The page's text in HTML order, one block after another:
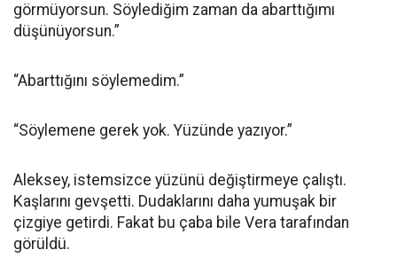
görmüyorsun. Söylediğim zaman da abarttığımı
düşünüyorsun.”
“Abarttığını söylemedim.”
“Söylemene gerek yok. Yüzünde yazıyor.”
Aleksey, istemsizce yüzünü değiştirmeye çalıştı.
Kaşlarını gevşetti. Dudaklarını daha yumuşak bir
çizgiye getirdi. Fakat bu çaba bile Vera tarafından
görüldü.